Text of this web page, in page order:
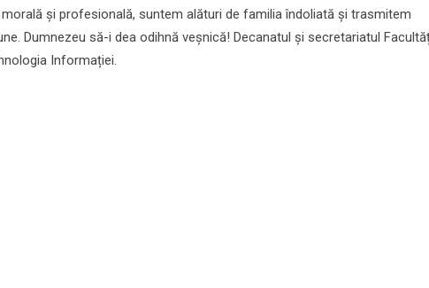
și profesională, suntem alături de familia îndoliată și trasmitem
Dumnezeu să-i dea odihnă veșnică! Decanatul și secretariatul
Informației.